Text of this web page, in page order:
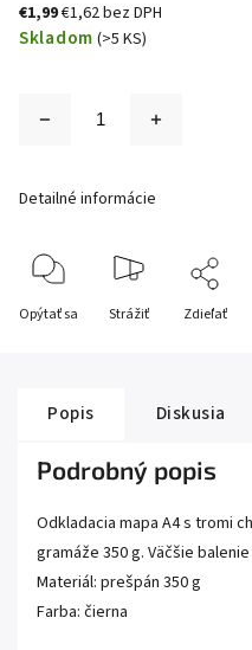
€1,99€1,62 bez DPH
Skladom (>5 KS)
Detailné informácie
Opýtať sa Strážiť Zdieľať
Popis Diskusia
Podrobný popis
Odkladacia mapa A4 s tromi
gramáže 350 g. Väčšie balenie
Materiál: prešpán 350 g
Farba: čierna